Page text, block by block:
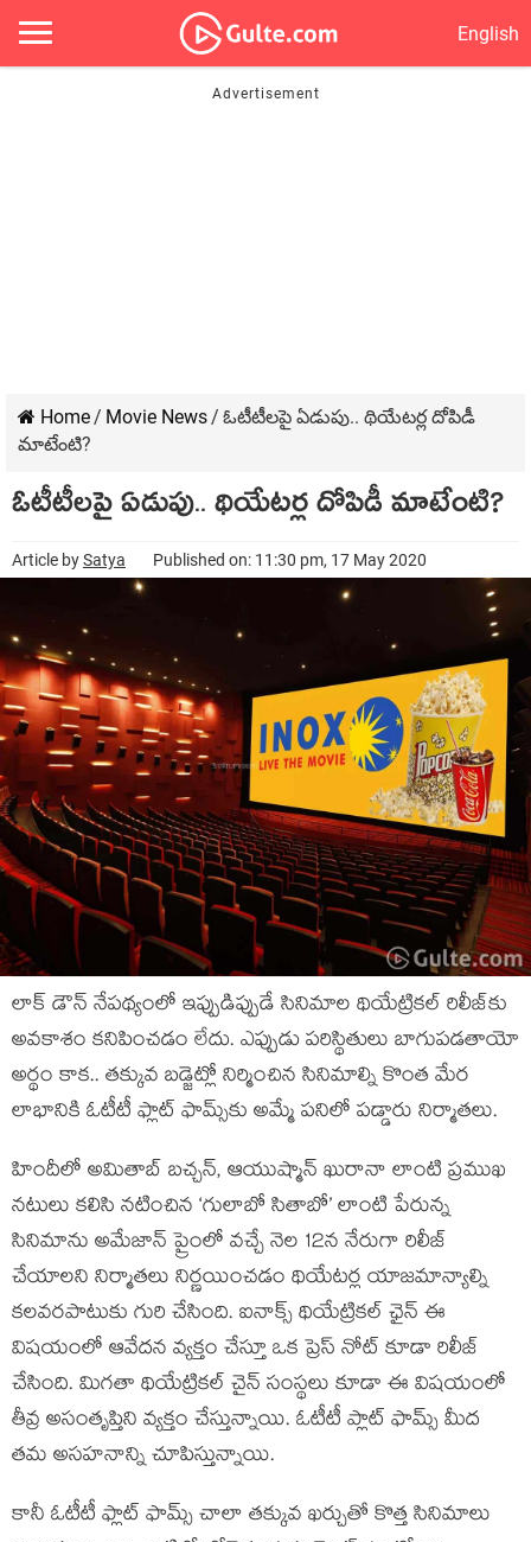
English
Home/ Movie News/ ఓటీటీలపై ఏడుపు.. థియేటర్ల దోపిడీ
మాటేంటి?
ఓటీటీలపై ఏడుపు.. థియేటర్ల దోపిడీ మాటేంటి?
Article bySatya Published on: 11:30 pm, 17 May 2020
లాక్ డౌన్ నేపథ్యంలో ఇప్పుడిప్పుడే సినిమాల థియేట్రికల్ రిలీజ్‌కు
అవకాశం కనిపించడం లేదు. ఎప్పుడు పరిస్థితులు బాగుపడతాయో
అర్థం కాక.. తక్కువ బడ్జెట్లో నిర్మించిన సినిమాల్ని కొంత మేర
లాభానికి ఓటీటీ ఫ్లాట్ ఫామ్స్‌కు అమ్మే పనిలో పడ్డారు నిర్మాతలు.
హిందీలో అమితాబ్ బచ్చన్, ఆయుష్మాన్ ఖురానా లాంటి ప్రముఖ
నటులు కలిసి నటించిన ‘గులాబో సితాబో’ లాంటి పేరున్న
సినిమాను అమేజాన్ ప్రైంలో వచ్చే నెల 12న నేరుగా రిలీజ్
చేయాలని నిర్మాతలు నిర్ణయించడం థియేటర్ల యాజమాన్యాల్ని
కలవరపాటుకు గురి చేసింది. ఐనాక్స్ థియేట్రికల్ ఛైన్ ఈ
విషయంలో ఆవేదన వ్యక్తం చేస్తూ ఒక ప్రెస్ నోట్ కూడా రిలీజ్
చేసింది. మిగతా థియేట్రికల్ చైన్ సంస్థలు కూడా ఈ విషయంలో
తీవ్ర అసంతృప్తిని వ్యక్తం చేస్తున్నాయి. ఓటీటీ ప్లాట్ ఫామ్స్ మీద
తమ అసహనాన్ని చూపిస్తున్నాయి.
కానీ ఓటీటీ ఫ్లాట్ ఫామ్స్ చాలా తక్కువ ఖర్చుతో కొత్త సినిమాలు